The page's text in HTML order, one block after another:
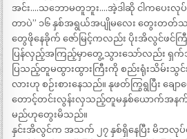
အင်း….သဘောမတူဘူး….အဲ့ဒါဆို ငါကပေးလုပ်
တာပဲ” ၁၆ နှစ်အရွယ်အပျိုမလေး တွေးတတ်
တွေဖိုနေခိုက် ဇော်မြင့်ကလည်း ပိုးအိလွင်ဖင်
ပြန်လှည့်အကြည့်မှာတွေ့သွားသော်လည်း ရှက်
ပြသည့်တူမထွားထွားကြီးကို စည်းရုံးသိမ်းသွင်
လားဟု စဉ်းစားနေသည်။ နုဖတ်ကြွရွပြီး ချ
တောင့်တင်းလွန်းလှသည့်တူမနှစ်ယောက်အ
မည်ဟုတွေးမိသည်။
နှင်းအိလွင်က အသက် ၂၇ နှစ်ရှိနေပြီး မိဘလုပ်